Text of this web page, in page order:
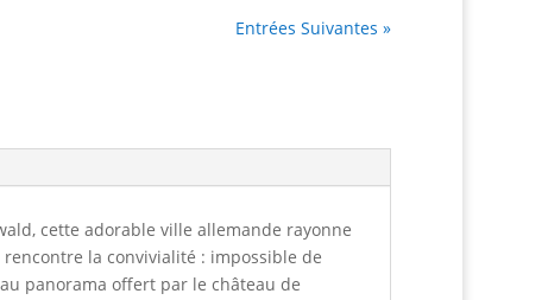
Entrées Suivantes »
cette adorable ville allemande rayonne
la convivialité : impossible de
panorama offert par le château de